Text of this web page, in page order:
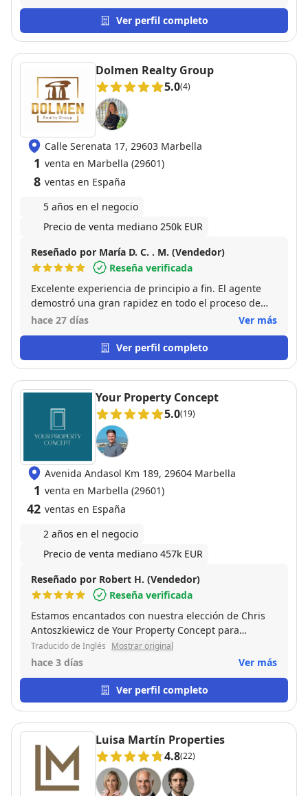
agradecimiento especial a Hamid y Adriana por su
excelente comunicación y dedicación para asegurar
propiedad puede ser estresante, pero Marbella
Property Box hizo que la experiencia fuera sencilla y
sin complicaciones. Los recomendaría
encarecidamente a cualquiera que busque vender
una propiedad en la Costa del Sol. Gracias a todo el
equipo por un servicio fantástico.
Ver perfil completo
Dolmen Realty Group
5.0(4)
Calle Serenata 17, 29603 Marbella
1 venta en Marbella (29601)
8 ventas en España
5 años en el negocio
Precio de venta mediano 250k EUR
Reseñado por María D. C. . M. (Vendedor)
Reseña verificada
Excelente experiencia de principio a fin. El agente
demostró una gran rapidez en todo el proceso de
venta, siempre con una comunicación clara y
etapa. Su eficiencia y profesionalismo hicieron que
todo fuera mucho más sencillo de lo que esperaba.
vender su casa con confianza y buenos resultados.
hace 27 días Ver más
Ver perfil completo
Your Property Concept
5.0(19)
Avenida Andasol Km 189, 29604 Marbella
1 venta en Marbella (29601)
42 ventas en España
2 años en el negocio
Precio de venta mediano 457k EUR
Reseñado por Robert H. (Vendedor)
Reseña verificada
Estamos encantados con nuestra elección de Chris
Antoszkiewicz de Your Property Concept para
comercializar nuestra propiedad. Desde nuestra
reunión inicial, explicó claramente cómo produciría
ventas, comunicaría el progreso de las visitas y
proporcionaría detalles de la retroalimentación de
más. ¡Sin olvidar el fantástico video que produjo!
Encontramos a Chris y a Your Property Concept muy
serios, competentes y altamente profesionales
durante todo el proceso. ¡Muy refrescante en el
negocio de la venta de casas!
Traducido de Inglés Mostrar original
hace 3 días Ver más
Ver perfil completo
Luisa Martín Properties
4.8(22)